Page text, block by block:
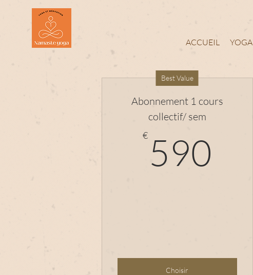
ACCUEIL YOGA
Best Value
Abonnement 1 cours
collectif/ sem
€ 590
Choisir